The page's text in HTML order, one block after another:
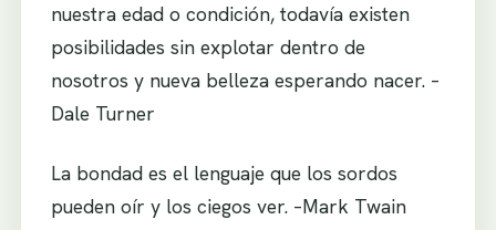
nuestra edad o condición, todavía existen
posibilidades sin explotar dentro de
nosotros y nueva belleza esperando nacer. –
Dale Turner
La bondad es el lenguaje que los sordos
pueden oír y los ciegos ver. –Mark Twain